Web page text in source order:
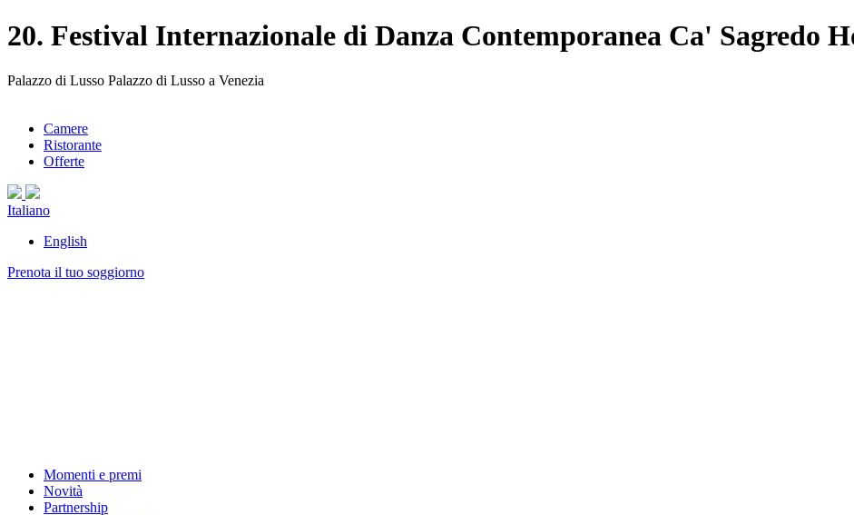
20. Festival Internazionale di Danza Contemporanea Ca' Sagredo
Palazzo di Lusso Palazzo di Lusso a Venezia
Camere
Ristorante
Offerte
Italiano
English
Prenota il tuo soggiorno
Momenti e premi
Novità
Partnership